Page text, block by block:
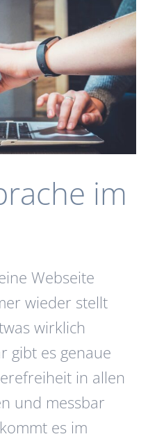
im
Webseite
wieder stellt
wirklich
gibt es genaue
in allen
und messbar
es im